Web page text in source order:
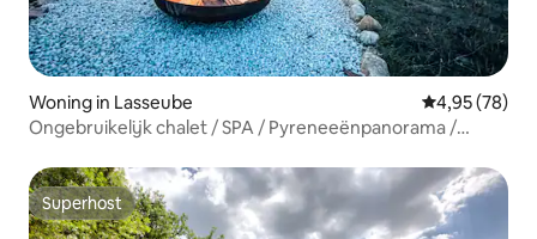
Woning in Lasseube Gemiddelde
4,95 (78)
Ongebruikelijk chalet / SPA / Pyreneeënpanorama /
Superhost
Superhost